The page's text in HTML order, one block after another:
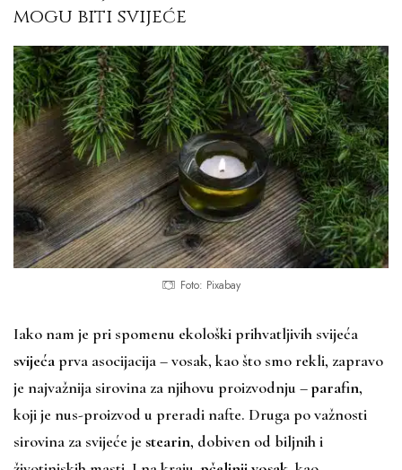
mogu biti svijeće
Foto: Pixabay
Iako nam je pri spomenu ekološki prihvatljivih svijeća
svijećaprva asocijacija – vosak, kao što smo rekli, zapravo
je najvažnija sirovina za njihovu proizvodnju –parafin,
koji je nus-proizvod u preradi nafte. Druga po važnosti
sirovina za svijeće je stearin, dobiven od biljnih i